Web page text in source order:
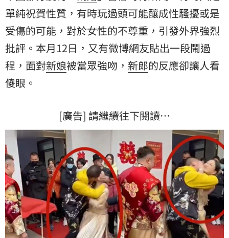
單純祝賀性質，有時玩過頭可能釀成性騷擾或是
受傷的可能，對於女性的不尊重，引發外界強烈
批評。本月12日，又有微博網友貼出一段鬧過
程，面對新娘被當眾強吻， 新郎的反應卻讓人看
傻眼。
[廣告] 請繼續往下閱讀…